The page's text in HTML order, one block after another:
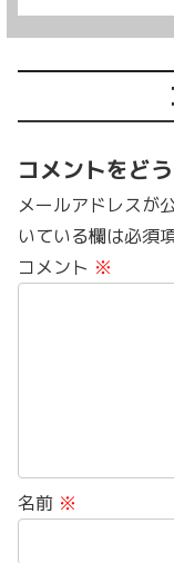
コメントをど
メールアドレスが
いている欄は必須
コメント ※
名前 ※